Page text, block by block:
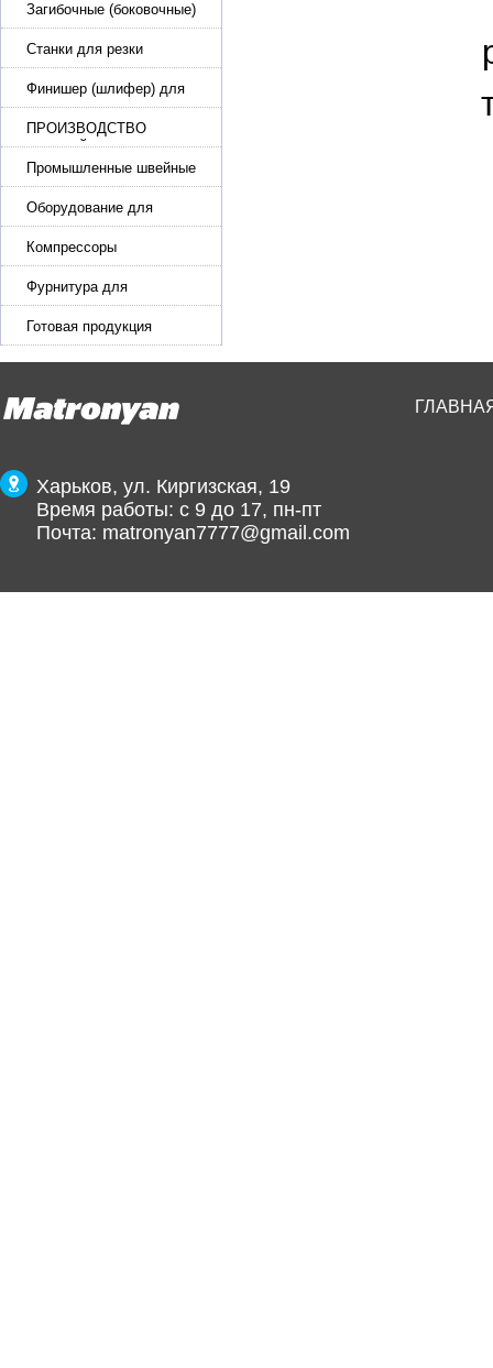
фрезерования кожи
Загибочные (боковочные)
машины для стельки,
кошельков, сумок
Станки для резки
кожи.Станки для резки
стропы
Финишер (шлифер) для
обуви
ПРОИЗВОДСТВО
РЕМНЕЙ, СУМОК,
КОЖГАЛАНТЕРЕИ
Промышленные швейные
машины для кожи, обуви
Оборудование для
производства и резки
эластичной ленты и стропы
Компрессоры
Фурнитура для
производства ремней
Готовая продукция
Харьков, ул. Киргизская, 19
Время работы: с 9 до 17, пн-пт
Почта: matronyan7777@gmail.com